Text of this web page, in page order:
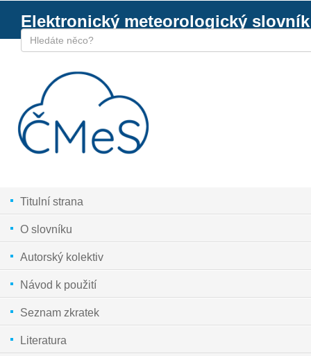
Elektronický meteorologický slovník
Titulní strana
O slovníku
Autorský kolektiv
Návod k použití
Seznam zkratek
Literatura